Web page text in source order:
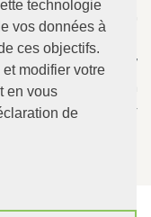
technologie
vos données à
ces objectifs.
modifier votre
en vous
de
14390 CABOURG
Mer: 02.31.73.12.67
Rue du Maréchal Foch
14640 Villers-sur-Mer